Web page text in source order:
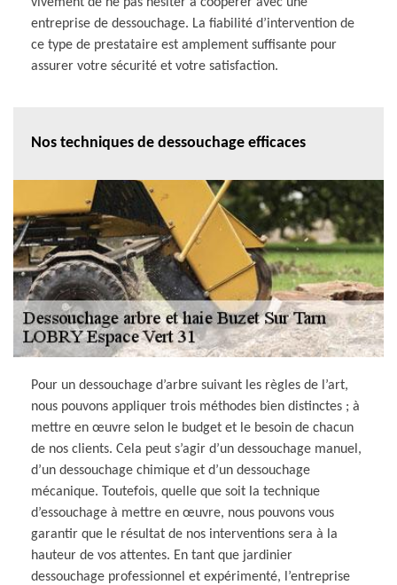
entreprise de dessouchage. La fiabilité d’intervention de
ce type de prestataire est amplement suffisante pour
assurer votre sécurité et votre satisfaction.
Nos techniques de dessouchage efficaces
Pour un dessouchage d’arbre suivant les règles de l’art,
nous pouvons appliquer trois méthodes bien distinctes ; à
mettre en œuvre selon le budget et le besoin de chacun
de nos clients. Cela peut s’agir d’un dessouchage manuel,
d’un dessouchage chimique et d’un dessouchage
mécanique. Toutefois, quelle que soit la technique
d’essouchage à mettre en œuvre, nous pouvons vous
garantir que le résultat de nos interventions sera à la
hauteur de vos attentes. En tant que jardinier
dessouchage professionnel et expérimenté, l’entreprise